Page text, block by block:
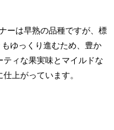
ーは早熟の品種ですが、標
ゆっくり進むため、豊か
ィな果実味とマイルドな
上がっています。